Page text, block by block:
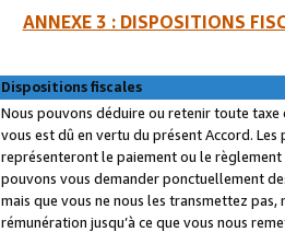
ANNEXE 3 : DISPOSITIONS
Dispositions fiscales
Nous pouvons déduire ou retenir toute
vous est dû en vertu du présent Accord.
représenteront le paiement ou le
pouvons vous demander ponctuellement
mais que vous ne nous les transmettez
rémunération jusqu’à ce que vous nous